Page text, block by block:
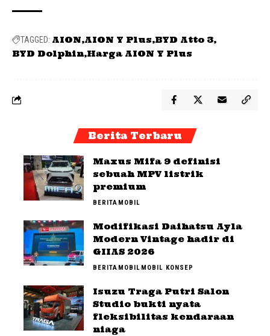
TAGGED: AION AION Y Plus BYD Atto 3
BYD Dolphin Harga AION Y Plus
Berita Terbaru
Maxus Mifa 9 definisi
sebuah MPV listrik
premium
BERITAMOBIL
Modifikasi Daihatsu Ayla
Modern Vintage hadir di
GIIAS 2026
BERITAMOBILMOBIL KONSEP
Isuzu Traga Putri Salon
Studio bukti nyata
fleksibilitas kendaraan
niaga